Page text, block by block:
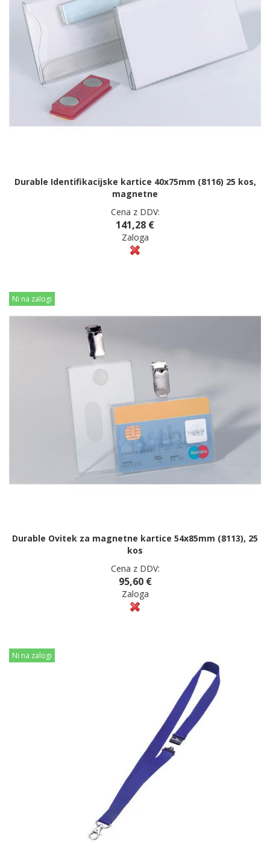
Durable Identifikacijske kartice 40x75mm (8116) 25 kos,
magnetne
Cena z DDV:
141,28 €
Zaloga
Ni na zalogi
Durable Ovitek za magnetne kartice 54x85mm (8113), 25
kos
Cena z DDV:
95,60 €
Zaloga
Ni na zalogi